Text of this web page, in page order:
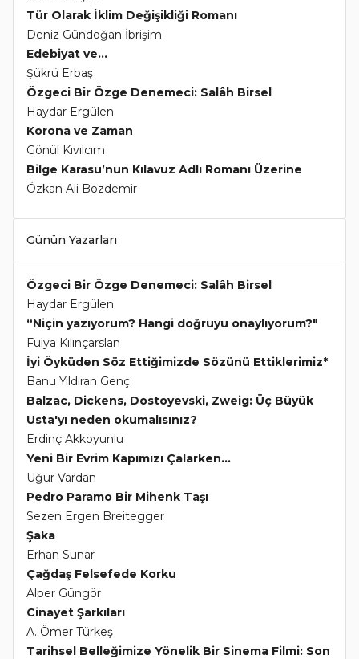
Tür Olarak İklim Değişikliği Romanı
Deniz Gündoğan İbrişim
Edebiyat ve...
Şükrü Erbaş
Özgeci Bir Özge Denemeci: Salâh Birsel
Haydar Ergülen
Korona ve Zaman
Gönül Kıvılcım
Bilge Karasu’nun Kılavuz Adlı Romanı Üzerine
Özkan Ali Bozdemir
Günün Yazarları
Özgeci Bir Özge Denemeci: Salâh Birsel
Haydar Ergülen
“Niçin yazıyorum? Hangi doğruyu onaylıyorum?"
Fulya Kılınçarslan
İyi Öyküden Söz Ettiğimizde Sözünü Ettiklerimiz*
Banu Yıldıran Genç
Balzac, Dickens, Dostoyevski, Zweig: Üç Büyük
Usta'yı neden okumalısınız?
Erdinç Akkoyunlu
Yeni Bir Evrim Kapımızı Çalarken...
Uğur Vardan
Pedro Paramo Bir Mihenk Taşı
Sezen Ergen Breitegger
Şaka
Erhan Sunar
Çağdaş Felsefede Korku
Alper Güngör
Cinayet Şarkıları
A. Ömer Türkeş
Tarihsel Belleğimize Yönelik Bir Sinema Filmi: Son